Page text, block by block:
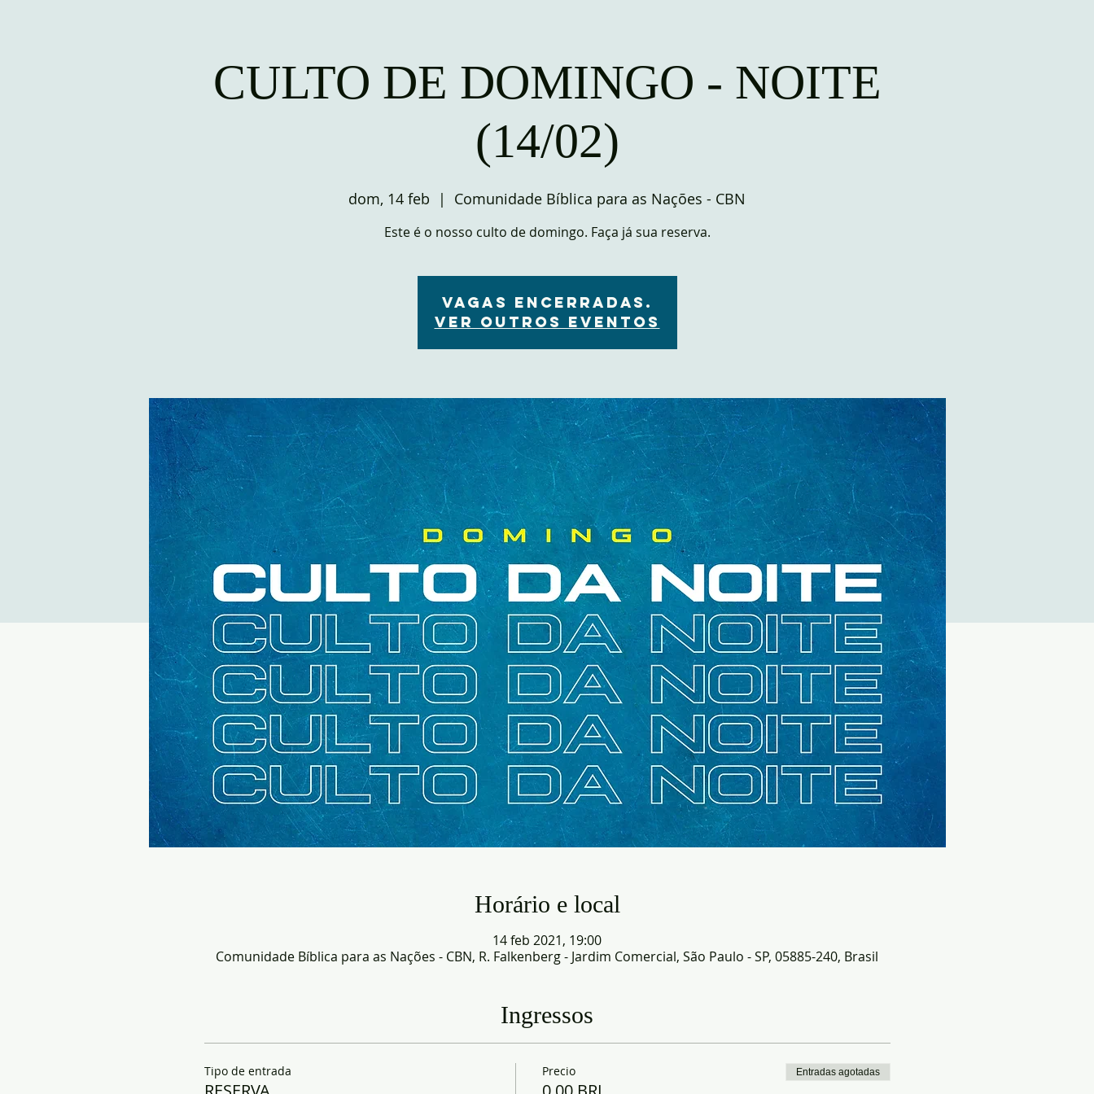
CULTO DE DOMINGO - NOITE
(14/02)
dom, 14 feb
  |
Comunidade Bíblica para as Nações - CBN
Este é o nosso culto de domingo. Faça já sua reserva.
VAGAS ENCERRADAS.
Ver outros eventos
Horário e local
14 feb 2021, 19:00
Comunidade Bíblica para as Nações - CBN, R. Falkenberg - Jardim Comercial, São Paulo - SP, 05885-240, Brasil
Ingressos
Tipo de entrada Precio Entradas agotadas